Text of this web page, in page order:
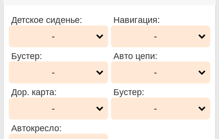
Детское сиденье:
-
Навигация:
-
Бустер:
-
Авто цепи:
-
Дор. карта:
-
Бустер:
-
Автокресло: